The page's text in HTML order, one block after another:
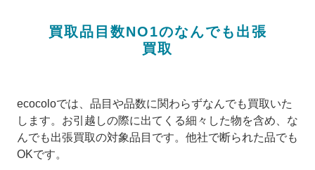
買取品目数NO1のなんでも出張
買取
ecocoloでは、品目や品数に関わらずなんでも買取いた
します。お引越しの際に出てくる細々した物を含め、な
んでも出張買取の対象品目です。他社で断られた品でも
OKです。